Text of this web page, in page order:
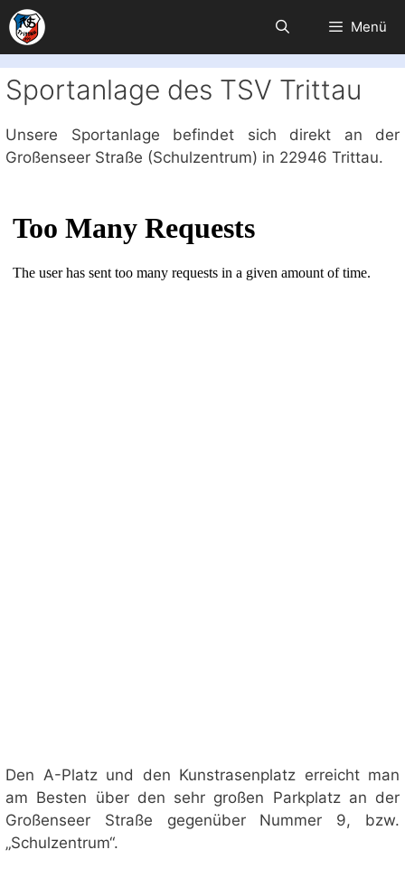
Zum
Inhalt
springen
Menü
Sportanlage des TSV Trittau
Unsere Sportanlage befindet sich direkt an der
Großenseer Straße (Schulzentrum) in 22946 Trittau.
Den A-Platz und den Kunstrasenplatz erreicht man
am Besten über den sehr großen Parkplatz an der
Großenseer Straße gegenüber Nummer 9, bzw.
„Schulzentrum“.